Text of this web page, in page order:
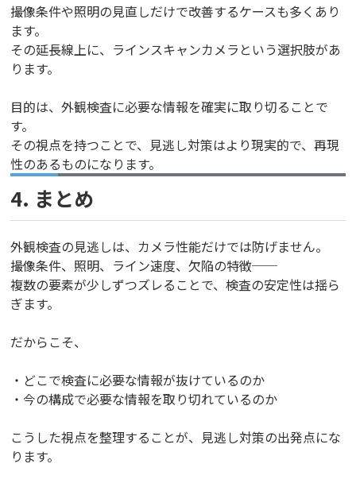
撮像条件や照明の見直しだけで改善するケースも多くあり
ます。
その延長線上に、ラインスキャンカメラという選択肢があ
ります。
目的は、外観検査に必要な情報を確実に取り切ることで
す。
その視点を持つことで、見逃し対策はより現実的で、再現
性のあるものになります。
4. まとめ
外観検査の見逃しは、カメラ性能だけでは防げません。
撮像条件、照明、ライン速度、欠陥の特徴──
複数の要素が少しずつズレることで、検査の安定性は揺ら
ぎます。
だからこそ、
・どこで検査に必要な情報が抜けているのか
・今の構成で必要な情報を取り切れているのか
こうした視点を整理することが、見逃し対策の出発点にな
ります。